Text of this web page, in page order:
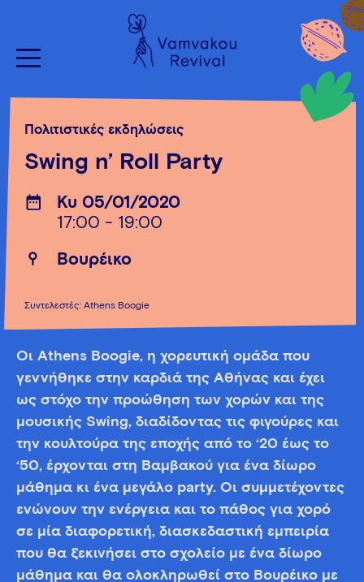
Πολιτιστικές εκδηλώσεις
Swing n’ Roll Party
Κυ 05/01/2020
17:00 - 19:00
Βουρέικο
Συντελεστές: Athens Boogie
Οι Athens Boogie, η χορευτική ομάδα που
γεννήθηκε στην καρδιά της Αθήνας και έχει
ως στόχο την προώθηση των χορών και της
μουσικής Swing, διαδίδοντας τις φιγούρες και
την κουλτούρα της εποχής από το ‘20 έως το
‘50, έρχονται στη Βαμβακού για ένα δίωρο
μάθημα κι ένα μεγάλο party. Οι συμμετέχοντες
ενώνουν την ενέργεια και το πάθος για χορό
σε μία διαφορετική, διασκεδαστική εμπειρία
που θα ξεκινήσει στο σχολείο με ένα δίωρο
μάθημα και θα ολοκληρωθεί στο Βουρέικο με